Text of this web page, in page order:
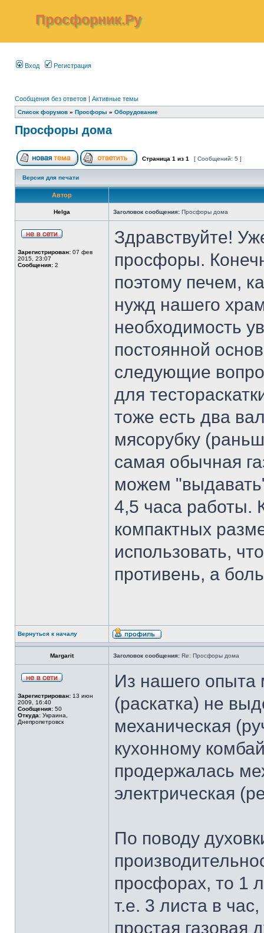
Просфорник.Ру
Вход Регистрация
Сообщения без ответов | Активные темы
Список форумов » Просфоры » Оборудование
Просфоры дома
Страница 1 из 1 [ Сообщений: 5 ]
Версия для печати
Автор
Helga Заголовок сообщения: Просфоры дома
Зарегистрирован: 07 фев
2015, 23:07
Сообщения: 2
Здравствуйте!
просфоры.
поэтому печем,
нужд нашего
необходимость
постоянной
следующие
для
тоже есть два
мясорубку
самая обычная
можем
4,5 часа работы.
компактных
использовать,
противень, а
Вернуться к началу
Margarit Заголовок сообщения: Re: Просфоры дома
Зарегистрирован: 13 июн
2009, 16:40
Сообщения: 50
Откуда: Украина,
Днепропетровск
Из нашего опыта
(раскатка) не
механическая
кухонному
продержалась
электрическая
По поводу
просфорах, то 1
т.е. 3 листа в
простая